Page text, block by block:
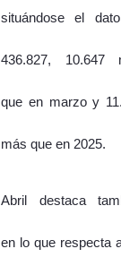
situándose el
436.827, 10.647
que en marzo y
más que en 2025.
Abril destaca
en lo que respecta